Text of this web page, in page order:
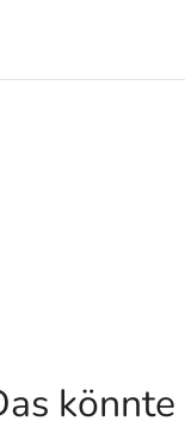
könnte